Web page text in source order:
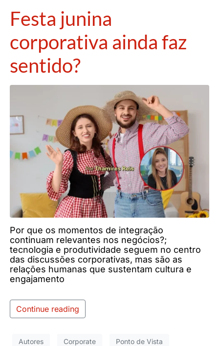
Festa junina
corporativa ainda faz
sentido?
Por que os momentos de integração
continuam relevantes nos negócios?;
tecnologia e produtividade seguem no centro
das discussões corporativas, mas são as
relações humanas que sustentam cultura e
engajamento
Continue reading
Autores Corporate Ponto de Vista